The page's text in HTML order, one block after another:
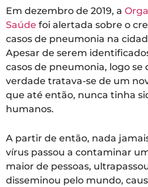
Em dezembro de 2019, a
Saúde foi alertada sobre o
casos de pneumonia na
Apesar de serem
casos de pneumonia, logo se
verdade tratava-se de um
que até então, nunca tinha
humanos.
A partir de então, nada
vírus passou a contaminar
maior de pessoas,
disseminou pelo mundo,